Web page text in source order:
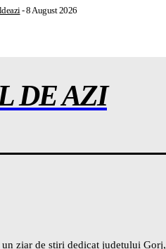
-8 August 2026
DE AZI
ziar de știri dedicat județului Gorj,